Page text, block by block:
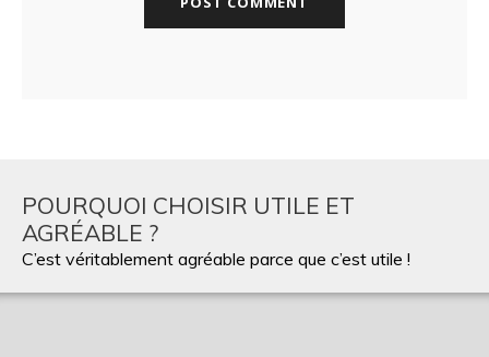
POURQUOI CHOISIR UTILE ET
AGRÉABLE ?
C’est véritablement agréable parce que c’est utile !